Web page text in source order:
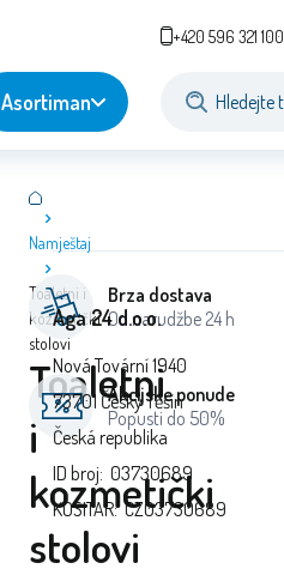
+420 596 321 100
Asortiman
Namještaj
Toaletni i
kozmetički
stolovi
Toaletni
i
kozmetički
stolovi
Brza dostava
Od narudžbe 24 h
Akcijske ponude
Popusti do 50%
Aga 24 d.o.o.
Nová Tovární 1940
73701 Český Těšín
Česká republika
ID broj: 03730689
KOSITAR: CZ03730689